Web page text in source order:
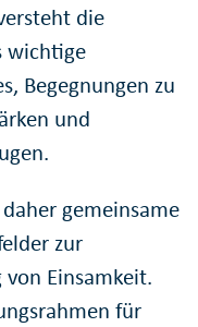
die
wichtige
Begegnungen zu
und
gemeinsame
zur
Einsamkeit.
für